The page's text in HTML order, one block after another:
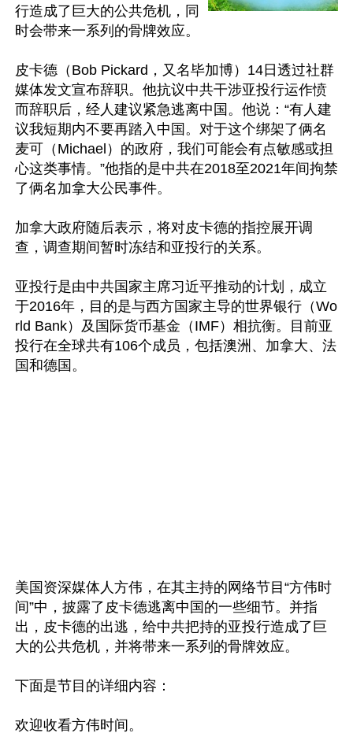
行造成了巨大的公共危机，同
时会带来一系列的骨牌效应。
皮卡德（Bob Pickard，又名毕加博）14日透过社群
媒体发文宣布辞职。他抗议中共干涉亚投行运作愤
而辞职后，经人建议紧急逃离中国。他说：“有人建
议我短期内不要再踏入中国。对于这个绑架了俩名
麦可（Michael）的政府，我们可能会有点敏感或担
心这类事情。”他指的是中共在2018至2021年间拘禁
了俩名加拿大公民事件。
加拿大政府随后表示，将对皮卡德的指控展开调
查，调查期间暂时冻结和亚投行的关系。
亚投行是由中共国家主席习近平推动的计划，成立
于2016年，目的是与西方国家主导的世界银行（Wo
rld Bank）及国际货币基金（IMF）相抗衡。目前亚
投行在全球共有106个成员，包括澳洲、加拿大、法
美国资深媒体人方伟，在其主持的网络节目“方伟时
间”中，披露了皮卡德逃离中国的一些细节。并指
出，皮卡德的出逃，给中共把持的亚投行造成了巨
大的公共危机，并将带来一系列的骨牌效应。
下面是节目的详细内容：
欢迎收看方伟时间。